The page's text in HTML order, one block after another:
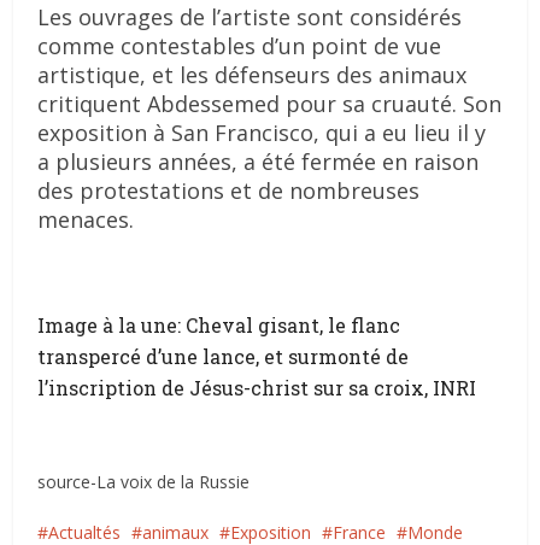
Les ouvrages de l’artiste sont considérés
comme contestables d’un point de vue
artistique, et les défenseurs des animaux
critiquent Abdessemed pour sa cruauté. Son
exposition à San Francisco, qui a eu lieu il y
a plusieurs années, a été fermée en raison
des protestations et de nombreuses
menaces.
Image à la une: Cheval gisant, le flanc
transpercé d’une lance, et surmonté de
l’inscription de Jésus-christ sur sa croix, INRI
source-La voix de la Russie
Actualtés animaux Exposition France
Monde